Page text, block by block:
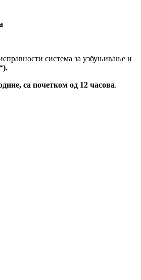
система за узбуњивање и
са почетком од 12 часова.